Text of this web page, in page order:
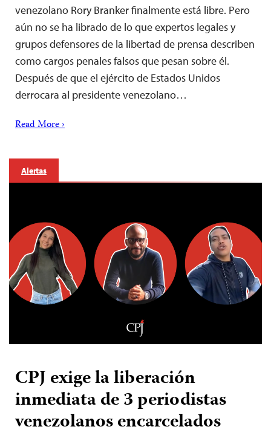
venezolano Rory Branker finalmente está libre. Pero
aún no se ha librado de lo que expertos legales y
grupos defensores de la libertad de prensa describen
como cargos penales falsos que pesan sobre él.
Después de que el ejército de Estados Unidos
derrocara al presidente venezolano…
Read More ›
Alertas
CPJ exige la liberación
inmediata de 3 periodistas
venezolanos encarcelados